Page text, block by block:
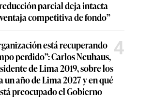
parcial deja intacta
competitiva de fondo”
está recuperando
perdido”: Carlos Neuhaus,
de Lima 2019, sobre los
un año de Lima 2027 y en qué
preocupado el Gobierno
4